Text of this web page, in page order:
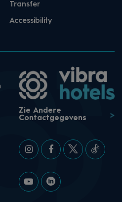
Transfer
Accessibility
Zie Andere
Contactgegevens